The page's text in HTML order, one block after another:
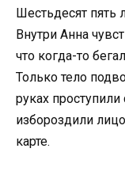
Шестьдесят пять
Внутри Анна
что когда-то
Только тело
руках
избороздили
карте.